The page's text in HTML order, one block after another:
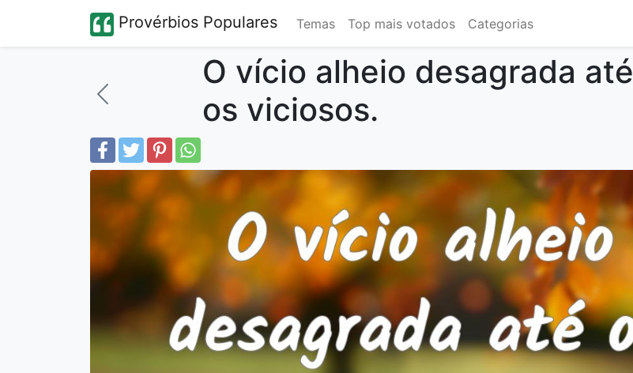
Provérbios Populares Temas Top mais votados Categorias
O vício alheio desagrada até
os viciosos.